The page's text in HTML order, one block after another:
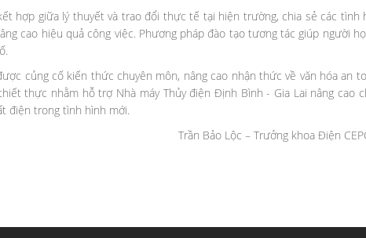
hợp giữa lý thuyết và trao đổi thực tế tại hiện trường, chia sẻ các
cao hiệu quả công việc. Phương pháp đào tạo tương tác giúp người
củng cố kiến thức chuyên môn, nâng cao nhận thức về văn hóa an
thực nhằm hỗ trợ Nhà máy Thủy điện Định Bình - Gia Lai nâng cao
điện trong tình hình mới.
Trưởng khoa Điện